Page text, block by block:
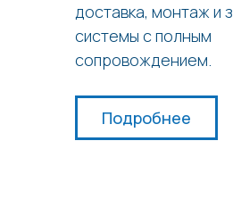
доставка, монтаж и
системы с полным
сопровождением.
Подробнее